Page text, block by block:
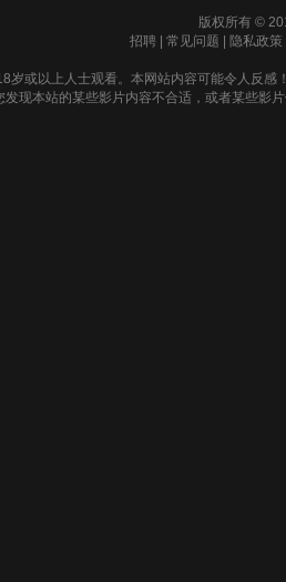
版权所有 ©
招聘
常见问题 隐私政策
岁或以上人士观看。本网站内容可能令人反
现本站的某些影片内容不合适，或者某些